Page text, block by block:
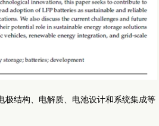
极结构、电解质、电池设计和系统集成等